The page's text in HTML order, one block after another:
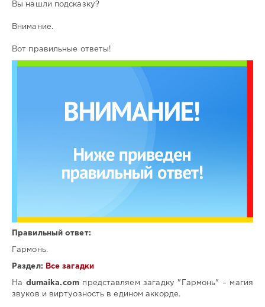
Вы нашли подсказку?
Внимание.
Вот правильные ответы!
Правильный ответ:
Гармонь.
Раздел: Все загадки
На dumaika.comпредставляем загадку "Гармонь" – магия
звуков и виртуозность в едином аккорде.